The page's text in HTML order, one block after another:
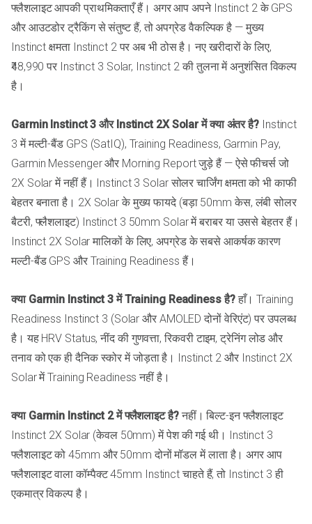
फ्लैशलाइट आपकी प्राथमिकताएँ हैं। अगर आप अपने Instinct 2 के GPS
और आउटडोर ट्रैकिंग से संतुष्ट हैं, तो अपग्रेड वैकल्पिक है — मुख्य
Instinct क्षमता Instinct 2 पर अब भी ठोस है। नए खरीदारों के लिए,
₹48,990 पर Instinct 3 Solar, Instinct 2 की तुलना में अनुशंसित विकल्प
है।
Garmin Instinct 3 और Instinct 2X Solar में क्या अंतर है? Instinct
3 में मल्टी-बैंड GPS (SatIQ), Training Readiness, Garmin Pay,
Garmin Messenger और Morning Report जुड़े हैं — ऐसे फीचर्स जो
2X Solar में नहीं हैं। Instinct 3 Solar सोलर चार्जिंग क्षमता को भी काफी
बेहतर बनाता है। 2X Solar के मुख्य फायदे (बड़ा 50mm केस, लंबी सोलर
बैटरी, फ्लैशलाइट) Instinct 3 50mm Solar में बराबर या उससे बेहतर हैं।
Instinct 2X Solar मालिकों के लिए, अपग्रेड के सबसे आकर्षक कारण
मल्टी-बैंड GPS और Training Readiness हैं।
क्या Garmin Instinct 3 में Training Readiness है?हाँ। Training
Readiness Instinct 3 (Solar और AMOLED दोनों वेरिएंट) पर उपलब्ध
है। यह HRV Status, नींद की गुणवत्ता, रिकवरी टाइम, ट्रेनिंग लोड और
तनाव को एक ही दैनिक स्कोर में जोड़ता है। Instinct 2 और Instinct 2X
Solar में Training Readiness नहीं है।
क्या Garmin Instinct 2 में फ्लैशलाइट है?नहीं। बिल्ट-इन फ्लैशलाइट
Instinct 2X Solar (केवल 50mm) में पेश की गई थी। Instinct 3
फ्लैशलाइट को 45mm और 50mm दोनों मॉडल में लाता है। अगर आप
फ्लैशलाइट वाला कॉम्पैक्ट 45mm Instinct चाहते हैं, तो Instinct 3 ही
एकमात्र विकल्प है।